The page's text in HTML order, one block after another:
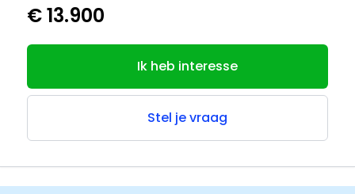
€ 13.900
Ik heb interesse
Stel je vraag